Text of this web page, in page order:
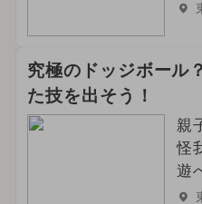
究極のドッジボール
た技を出そう！
親
怪
遊